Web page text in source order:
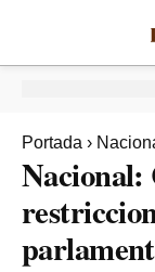
Portada ›
Nacional: